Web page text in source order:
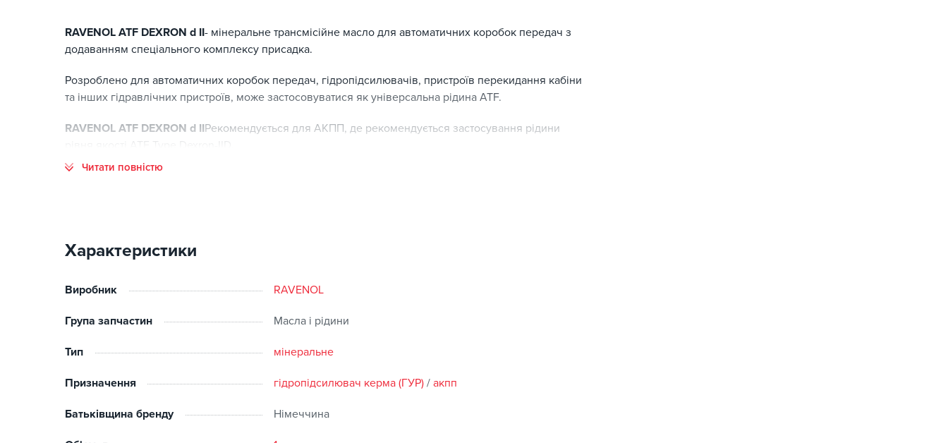
RAVENOL ATF DEXRON d II- мінеральне трансмісійне масло для автоматичних коробок передач з
додаванням спеціального комплексу присадка.
Розроблено для автоматичних коробок передач, гідропідсилювачів, пристроїв перекидання кабіни
та інших гідравлічних пристроїв, може застосовуватися як універсальна рідина ATF.
RAVENOL ATF DEXRON d IIРекомендується для АКПП, де рекомендується застосування рідини
Високу термічну стабільність
Нейтральна поведінка з по відношенню до ущільнювальних матеріалам
Розчинність та сумісність з усіма брендами ATF.
Читати повністю
Характеристики
Виробник RAVENOL
Група запчастин Масла і рідини
Тип мінеральне
Призначення гідропідсилювач керма (ГУР) / акпп
Батьківщина бренду Німеччина